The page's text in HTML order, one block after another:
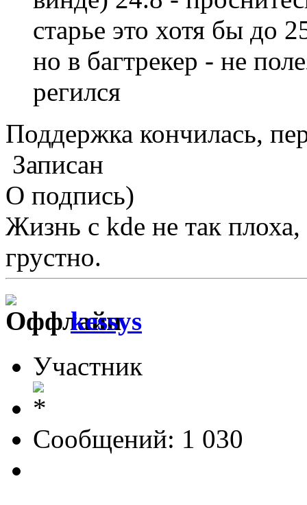
старье это хотя бы до
но в багтрекер - не
регился
Поддержка кончилась,
Записан
О подпись)
Жизнь с kde не так
грустно.
kessys
Участник
Сообщений: 1 030